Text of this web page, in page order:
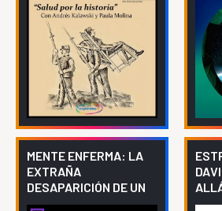
MENTE ENFERMA: LA
EXTRAÑA
DESAPARICIÓN DE UN
INFLUENCER